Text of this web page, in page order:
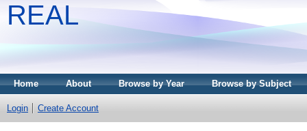
REAL
Home About Browse by Year Browse by Subject
Login Create Account